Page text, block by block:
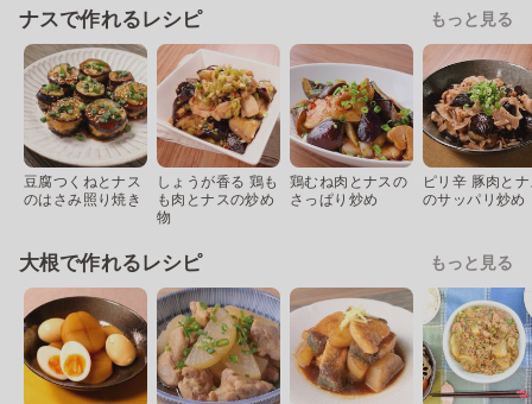
ナスで作れるレシピ もっと見る
豆腐つくねとナス
のはさみ照り焼き
しょうが香る 鶏も
も肉とナスの炒め
物
鶏むね肉とナスの
さっぱり炒め
ピリ辛 豚肉と
のサッパリ炒め
大根で作れるレシピ もっと見る